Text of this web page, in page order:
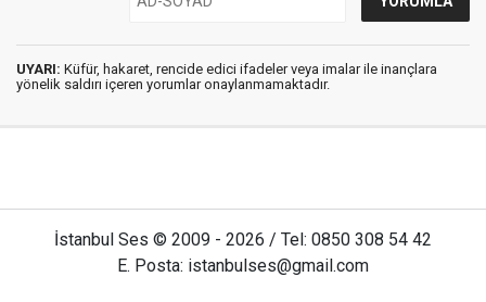
UYARI: Küfür, hakaret, rencide edici ifadeler veya imalar ile inançlara
yönelik saldırı içeren yorumlar onaylanmamaktadır.
İstanbul Ses © 2009 - 2026 / Tel: 0850 308 54 42
E. Posta: istanbulses@gmail.com